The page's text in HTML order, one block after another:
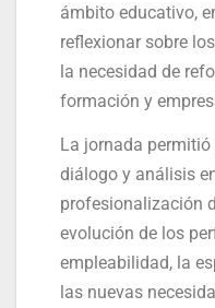
ámbito educativo,
reflexionar sobre
la necesidad de
formación y
La jornada
diálogo y análisis
profesionalización
evolución de los
empleabilidad, la
las nuevas